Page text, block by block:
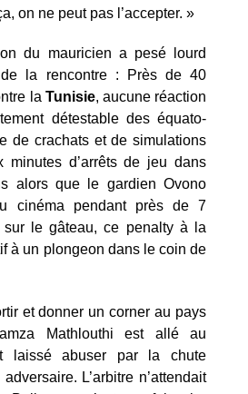
on ne peut pas l’accepter. »
du mauricien a pesé lourd
de la rencontre : Près de 40
la Tunisie, aucune réaction
détestable des équato-
de crachats et de simulations
minutes d’arrêts de jeu dans
alors que le gardien Ovono
cinéma pendant près de 7
sur le gâteau, ce penalty à la
à un plongeon dans le coin de
et donner un corner au pays
Mathlouthi est allé au
laissé abuser par la chute
L’arbitre n’attendait